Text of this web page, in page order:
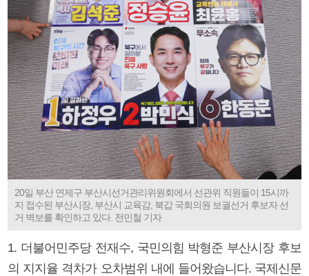
20일 부산 연제구 부산시선거관리위원회에서 선관위 직원들이 15시까
지 접수된 부산시장, 부산시 교육감, 북갑 국회의원 보궐선거 후보자 선
거 벽보를 확인하고 있다. 전민철 기자
1. 더불어민주당 전재수, 국민의힘 박형준 부산시장 후보
의 지지율 격차가 오차범위 내에 들어왔습니다. 국제신문